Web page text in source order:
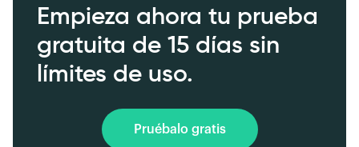
Empieza ahora tu prueba
gratuita de 15 días sin
límites de uso.
Pruébalo gratis